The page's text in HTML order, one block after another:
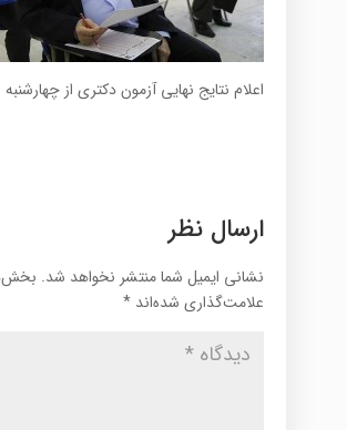
اعلام نتایج نهایی آزمون دکتری از چهارشنبه
ارسال نظر
نشانی ایمیل شما منتشر نخواهد شد.
علامت‌گذاری شده‌اند *